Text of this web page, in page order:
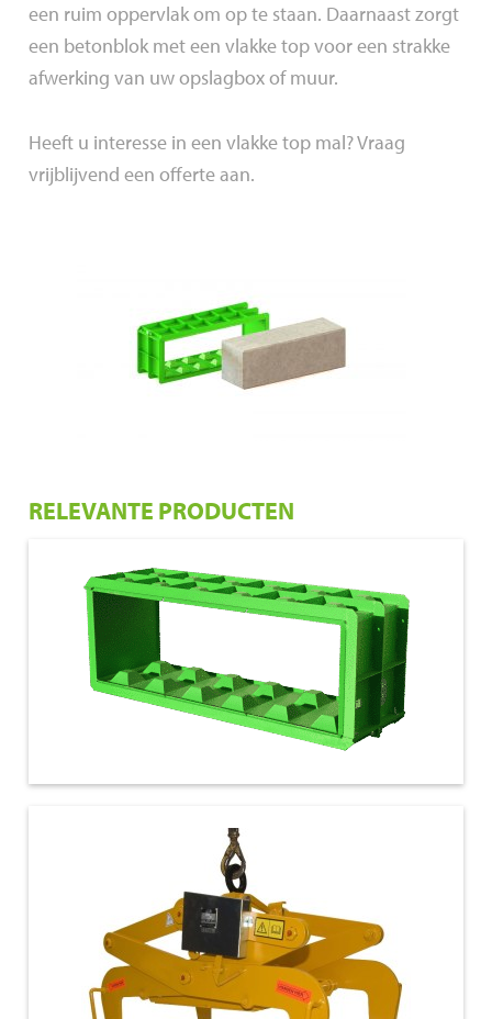
een ruim oppervlak om op te staan. Daarnaast zorgt
een betonblok met een vlakke top voor een strakke
afwerking van uw opslagbox of muur.
Heeft u interesse in een vlakke top mal? Vraag
vrijblijvend een offerte aan.
RELEVANTE PRODUCTEN
€ 1.425,00
180x60x60